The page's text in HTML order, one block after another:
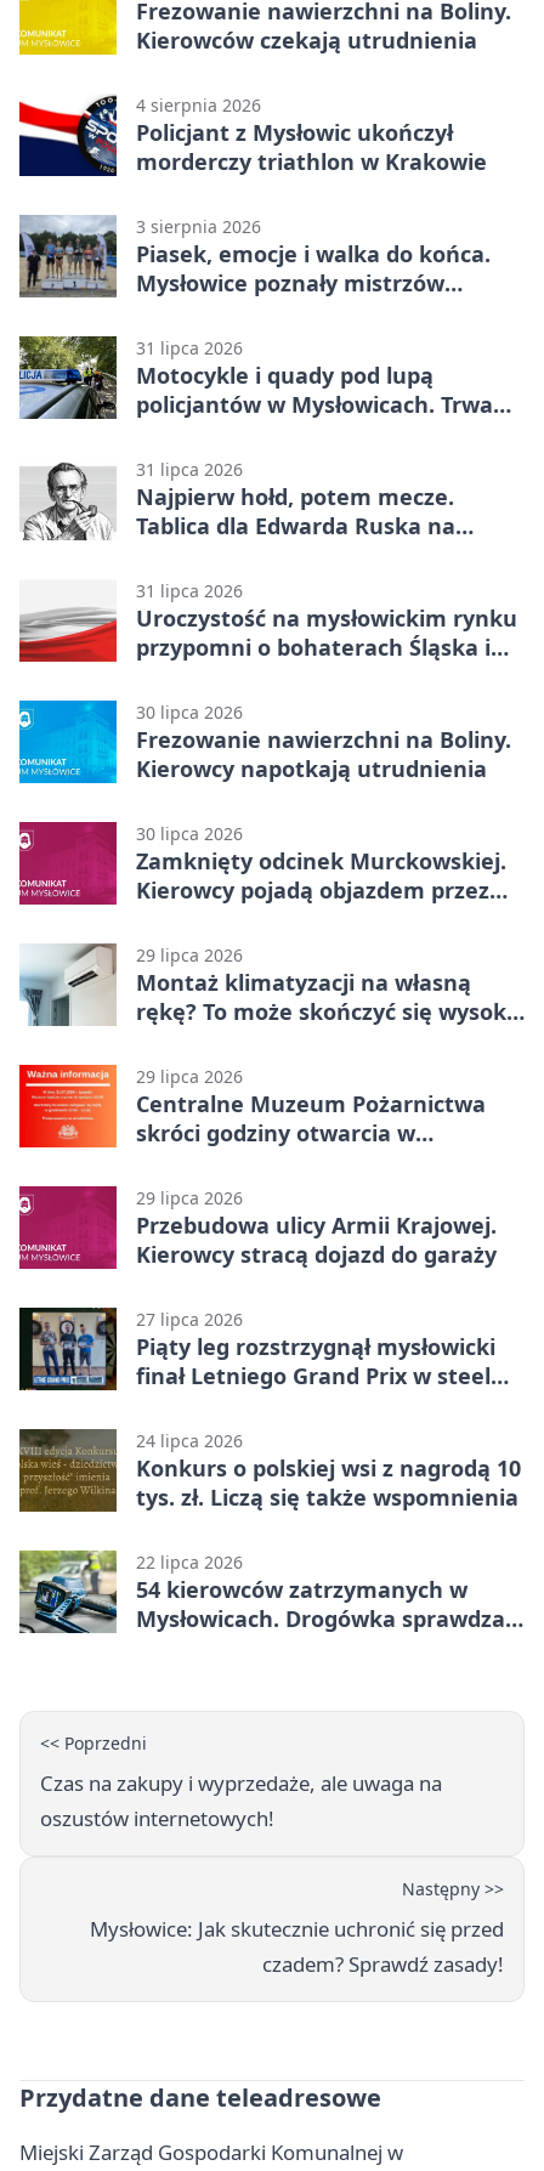
Frezowanie nawierzchni na Boliny.
Kierowców czekają utrudnienia
4 sierpnia 2026
Policjant z Mysłowic ukończył
morderczy triathlon w Krakowie
3 sierpnia 2026
Piasek, emocje i walka do końca.
Mysłowice poznały mistrzów
31 lipca 2026
Motocykle i quady pod lupą
policjantów w Mysłowicach. Trwa
31 lipca 2026
Najpierw hołd, potem mecze.
Tablica dla Edwarda Ruska na
31 lipca 2026
Uroczystość na mysłowickim rynku
przypomni o bohaterach Śląska i
30 lipca 2026
Frezowanie nawierzchni na Boliny.
Kierowcy napotkają utrudnienia
30 lipca 2026
Zamknięty odcinek Murckowskiej.
Kierowcy pojadą objazdem przez
29 lipca 2026
Montaż klimatyzacji na własną
rękę? To może skończyć się wysoką
29 lipca 2026
Centralne Muzeum Pożarnictwa
skróci godziny otwarcia w
29 lipca 2026
Przebudowa ulicy Armii Krajowej.
Kierowcy stracą dojazd do garaży
27 lipca 2026
Piąty leg rozstrzygnął mysłowicki
finał Letniego Grand Prix w steel
24 lipca 2026
Konkurs o polskiej wsi z nagrodą 10
tys. zł. Liczą się także wspomnienia
22 lipca 2026
54 kierowców zatrzymanych w
Mysłowicach. Drogówka sprawdzała
<< Poprzedni
Czas na zakupy i wyprzedaże, ale uwaga na
oszustów internetowych!
Następny >>
Mysłowice: Jak skutecznie uchronić się przed
czadem? Sprawdź zasady!
Przydatne dane teleadresowe
Miejski Zarząd Gospodarki Komunalnej w